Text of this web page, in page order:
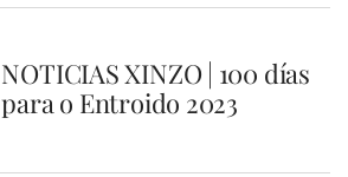
NOTICIAS XINZO | 100 días
para o Entroido 2023